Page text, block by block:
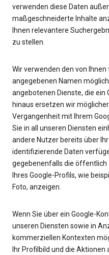
verwenden diese Daten
maßgeschneiderte Inhalte
Ihnen relevantere
zu stellen.
Wir verwenden den von Ihnen
angegebenen Namen
angebotenen Dienste, die ein
hinaus ersetzen wir
Vergangenheit mit Ihrem
Sie in all unseren Diensten
andere Nutzer bereits über
identifizierende Daten
gegebenenfalls die
Ihres Google-Profils, wie
Foto, anzeigen.
Wenn Sie über ein Google-
unseren Diensten sowie in
kommerziellen Kontexten
Ihr Profilbild und die Aktionen